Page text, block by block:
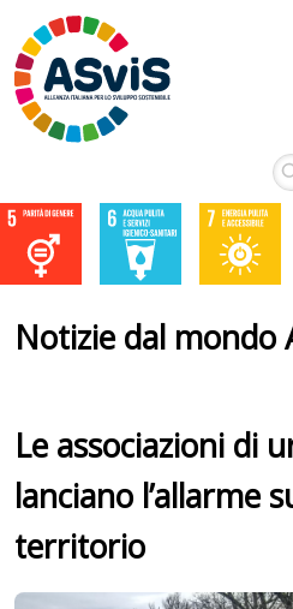
Notizie dal mondo
Le associazioni di
lanciano l’allarme
territorio